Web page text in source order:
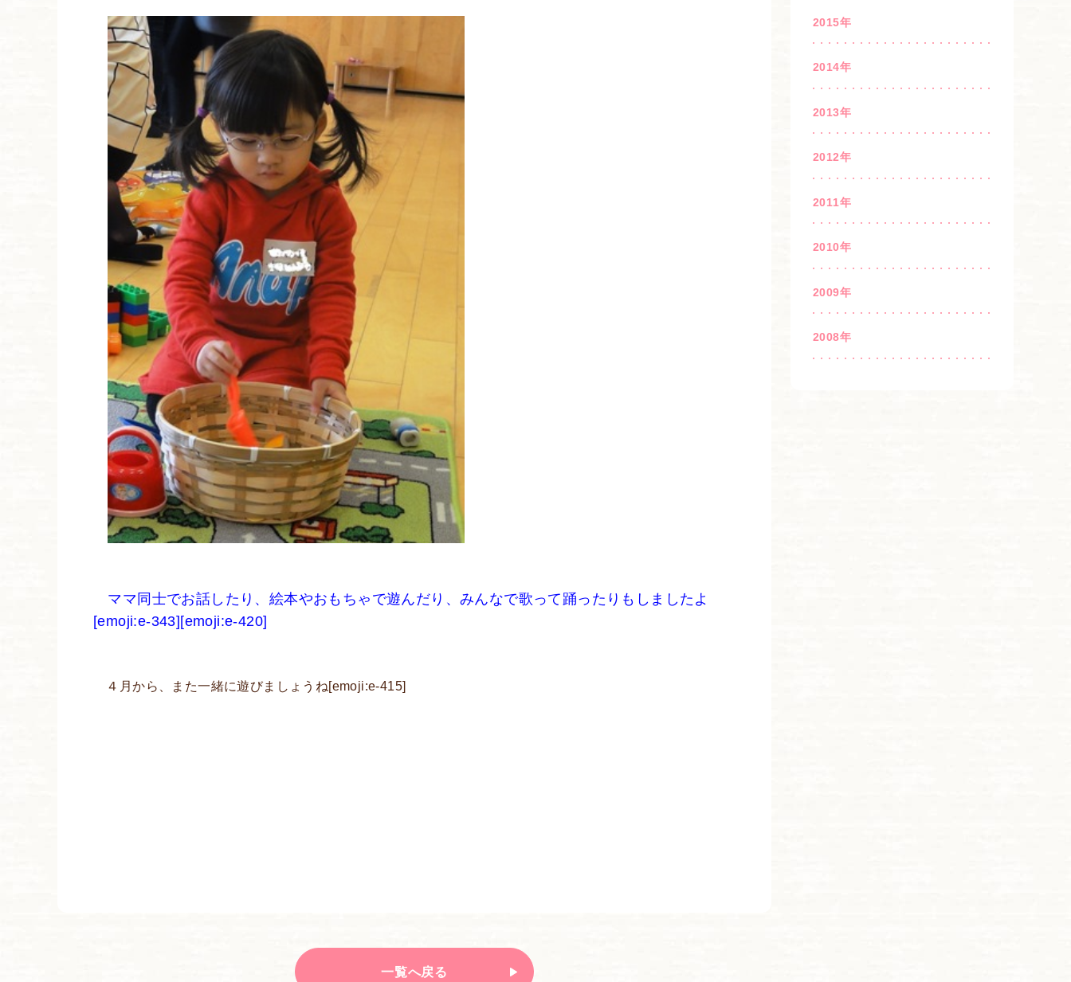
ママ同士でお話したり、絵本やおもちゃで遊んだり、みんなで歌って踊ったりもしましたよ
[emoji:e-343][emoji:e-420]
４月から、また一緒に遊びましょうね[emoji:e-415]
一覧へ戻る
2015年
2014年
2013年
2012年
2011年
2010年
2009年
2008年